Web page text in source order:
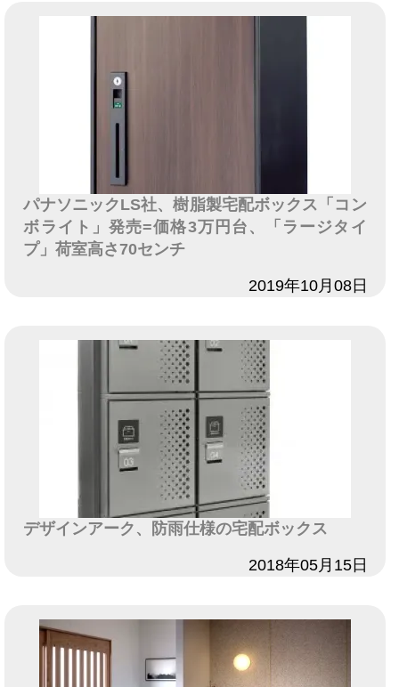
パナソニックLS社、樹脂製宅配ボックス「コン
ボライト」発売=価格3万円台、「ラージタイ
プ」荷室高さ70センチ
2019年10月08日
デザインアーク、防雨仕様の宅配ボックス
2018年05月15日